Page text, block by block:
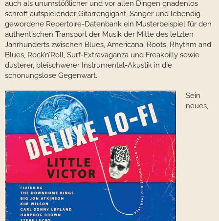
auch als unumstößlicher und vor allen Dingen gnadenlos
schroff aufspielender Gitarrengigant, Sänger und lebendig
gewordene Repertoire-Datenbank ein Musterbeispiel für den
authentischen Transport der Musik der Mitte des letzten
Jahrhunderts zwischen Blues, Americana, Roots, Rhythm and
Blues, Rock’n’Roll, Surf-Extravaganza und Freakbilly sowie
düsterer, bleischwerer Instrumental-Akustik in die
schonungslose Gegenwart.
Sein
neues,